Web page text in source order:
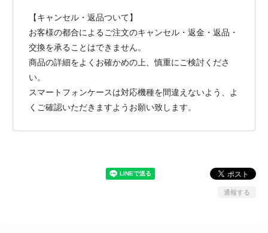
【キャンセル・返品ついて】
お客様の都合によるご注文のキャンセル・返金・返品・
交換を承ることはできません。
商品の詳細をよくお確かめの上、慎重にご検討くださ
い。
スマートフォンケースは対応機種を間違えないよう、よ
くご確認いただきますようお願い致します。
通報する